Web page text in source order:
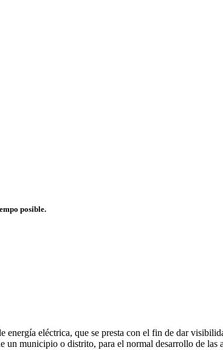
posible.
eléctrica, que se presta con el fin de dar
municipio o distrito, para el normal desarrollo de las